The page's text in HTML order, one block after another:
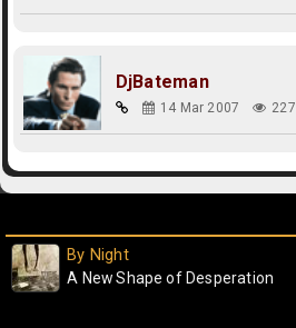
DjBateman
14 Mar 2007 227
By Night
A New Shape of Desperation